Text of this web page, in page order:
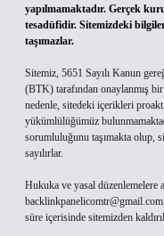
yapılmamaktadır. Gerçek
tesadüfidir. Sitemizdeki
taşımazlar.
Sitemiz, 5651 Sayılı Kanun
(BTK) tarafından onaylanmış
nedenle, sitedeki içerikleri
yükümlülüğümüz
sorumluluğunu taşımakta olup,
sayılırlar.
Hukuka ve yasal düzenlemelere
backlinkpanelicomtr@gmail.com
süre içerisinde sitemizden